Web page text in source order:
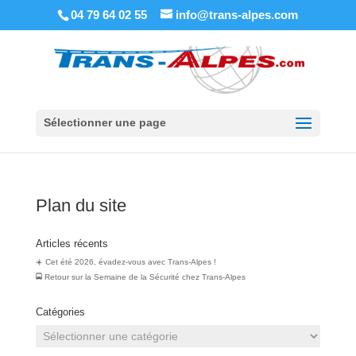
04 79 64 02 55 info@trans-alpes.com
Sélectionner une page
Plan du site
Articles récents
☀️ Cet été 2026, évadez-vous avec Trans-Alpes !
🚍 Retour sur la Semaine de la Sécurité chez Trans‑Alpes
Catégories